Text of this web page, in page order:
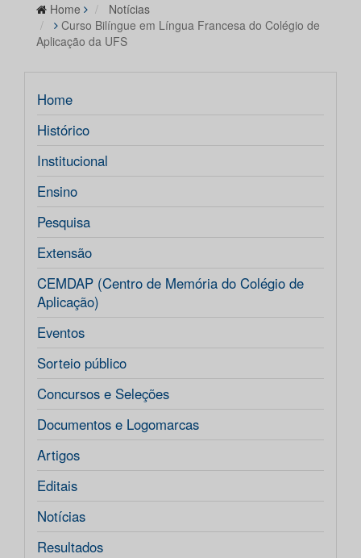
Home
Notícias
Curso Bilíngue em Língua Francesa do Colégio de
Aplicação da UFS
Home
Histórico
Institucional
Ensino
Pesquisa
Extensão
CEMDAP (Centro de Memória do Colégio de
Aplicação)
Eventos
Sorteio público
Concursos e Seleções
Documentos e Logomarcas
Artigos
Editais
Notícias
Resultados